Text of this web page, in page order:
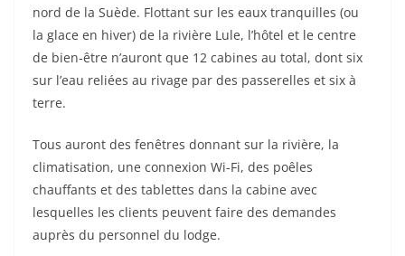
nord de la Suède. Flottant sur les eaux tranquilles (ou
la glace en hiver) de la rivière Lule, l’hôtel et le centre
de bien-être n’auront que 12 cabines au total, dont six
sur l’eau reliées au rivage par des passerelles et six à
terre.
Tous auront des fenêtres donnant sur la rivière, la
climatisation, une connexion Wi-Fi, des poêles
chauffants et des tablettes dans la cabine avec
lesquelles les clients peuvent faire des demandes
auprès du personnel du lodge.